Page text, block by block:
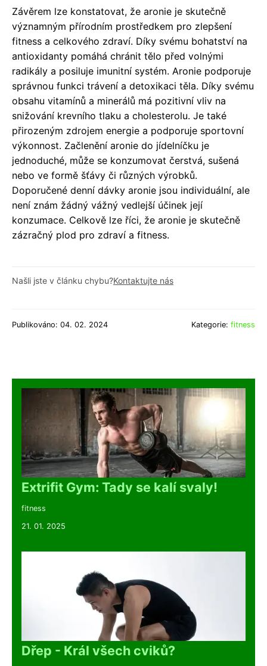
Závěrem lze konstatovat, že aronie je skutečně
významným přírodním prostředkem pro zlepšení
fitness a celkového zdraví. Díky svému bohatství na
antioxidanty pomáhá chránit tělo před volnými
radikály a posiluje imunitní systém. Aronie podporuje
správnou funkci trávení a detoxikaci těla. Díky svému
obsahu vitamínů a minerálů má pozitivní vliv na
snižování krevního tlaku a cholesterolu. Je také
přirozeným zdrojem energie a podporuje sportovní
výkonnost. Začlenění aronie do jídelníčku je
jednoduché, může se konzumovat čerstvá, sušená
nebo ve formě šťávy či různých výrobků.
Doporučené denní dávky aronie jsou individuální, ale
není znám žádný vážný vedlejší účinek její
konzumace. Celkově lze říci, že aronie je skutečně
zázračný plod pro zdraví a fitness.
Našli jste v článku chybu?Kontaktujte nás
Publikováno: 04. 02. 2024 Kategorie: fitness
Extrifit Gym: Tady se kalí svaly!
fitness
21. 01. 2025
Dřep - Král všech cviků?